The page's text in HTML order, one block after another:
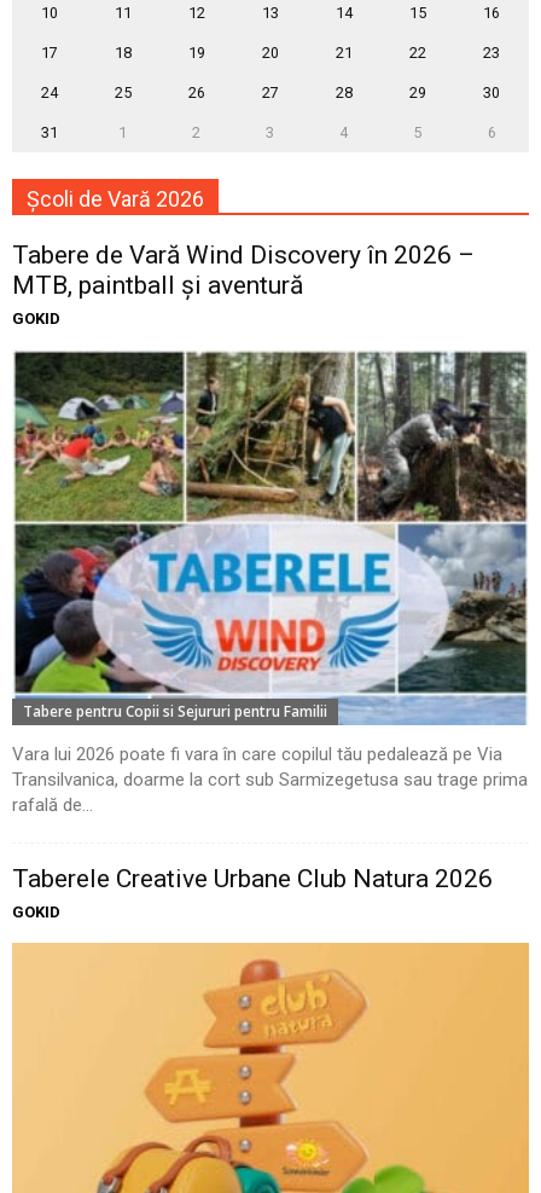
10 11 12 13 14 15 16
17 18 19 20 21 22 23
24 25 26 27 28 29 30
31 1 2 3 4 5 6
Școli de Vară 2026
Tabere de Vară Wind Discovery în 2026 –
MTB, paintball și aventură
GOKID
Tabere pentru Copii si Sejururi pentru Familii
Vara lui 2026 poate fi vara în care copilul tău pedalează pe Via
Transilvanica, doarme la cort sub Sarmizegetusa sau trage prima
rafală de...
Taberele Creative Urbane Club Natura 2026
GOKID